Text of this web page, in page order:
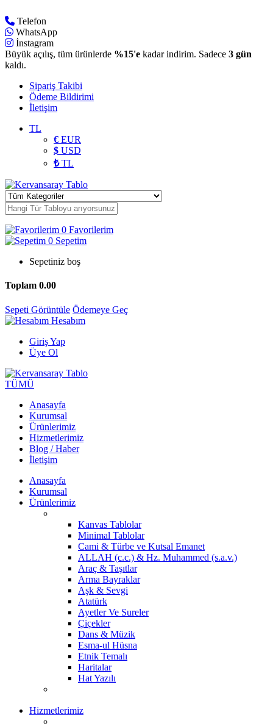
Telefon
WhatsApp
İnstagram
Büyük açılış, tüm ürünlerde %15'e kadar indirim. Sadece 3 gün
kaldı.
Sipariş Takibi
Ödeme Bildirimi
İletişim
TL
€ EUR
$ USD
₺TL
0 Favorilerim
0 Sepetim
Sepetiniz boş
Toplam 0.00
Sepeti Görüntüle Ödemeye Geç
Hesabım
Giriş Yap
Üye Ol
TÜMÜ
Anasayfa
Kurumsal
Ürünlerimiz
Hizmetlerimiz
Blog / Haber
İletişim
Anasayfa
Kurumsal
Ürünlerimiz
Kanvas Tablolar
Minimal Tablolar
Cami & Türbe ve Kutsal Emanet
ALLAH (c.c.) & Hz. Muhammed (s.a.v.)
Araç & Taşıtlar
Arma Bayraklar
Aşk & Sevgi
Atatürk
Ayetler Ve Sureler
Çiçekler
Dans & Müzik
Esma-ul Hüsna
Etnik Temalı
Haritalar
Hat Yazılı
Hizmetlerimiz